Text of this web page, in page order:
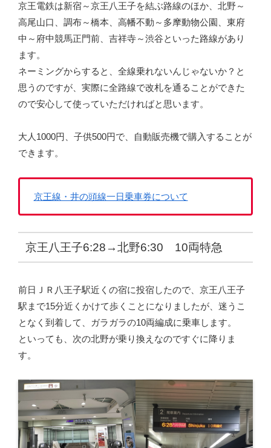
京王電鉄は新宿～京王八王子を結ぶ路線のほか、北野～
高尾山口、調布～橋本、高幡不動～多摩動物公園、東府
中～府中競馬正門前、吉祥寺～渋谷といった路線があり
ます。
ネーミングからすると、全線乗れないんじゃないか？と
思うのですが、実際に全路線で改札を通ることができた
ので安心して使っていただければと思います。
大人1000円、子供500円で、自動販売機で購入することが
できます。
京王線・井の頭線一日乗車券について
京王八王子6:28→北野6:30 10両特急
前日ＪＲ八王子駅近くの宿に投宿したので、京王八王子
駅まで15分近くかけて歩くことになりましたが、迷うこ
となく到着して、ガラガラの10両編成に乗車します。
といっても、次の北野が乗り換えなのですぐに降りま
す。